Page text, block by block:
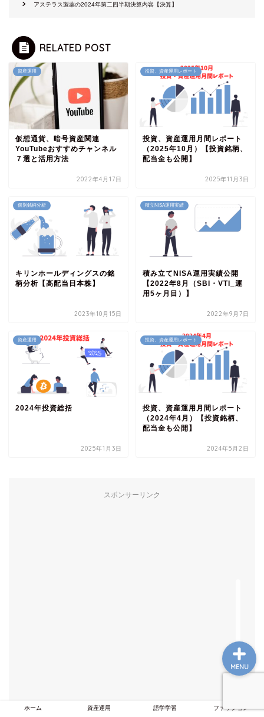
アステラス製薬の2024年第二四半期決算内容【決算】
RELATED POST
資産運用
仮想通貨、暗号資産関連
YouTubeおすすめチャンネル
７選と活用方法
2022年4月17日
投資、資産運用レポート
投資、資産運用月間レポート
（2025年10月）【投資銘柄、
配当金も公開】
2025年11月3日
個別銘柄分析
キリンホールディングスの銘
柄分析【高配当日本株】
2023年10月15日
積立NISA運用実績
積み立てNISA運用実績公開
【2022年8月（SBI・VTI_運
用5ヶ月目）】
2022年9月7日
資産運用
2024年投資総括
2025年1月3日
投資、資産運用レポート
投資、資産運用月間レポート
（2024年4月）【投資銘柄、
配当金も公開】
2024年5月2日
スポンサーリンク
ホーム 資産運用 語学学習 ファッション
MENU